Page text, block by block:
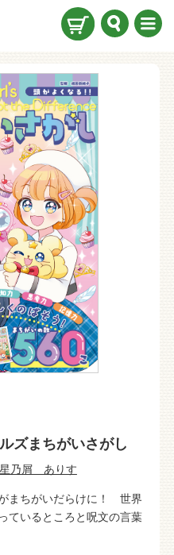
ズまちがいさがし
乃屑 ありす
まちがいだらけに！ 世界
ているところと呪文の言葉